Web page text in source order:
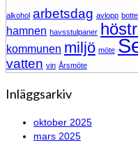
alkohol arbetsdag avlopp
hamnen havsstulpaner
kommunen miljö möte
vatten vin Årsmöte
Inläggsarkiv
oktober 2025
mars 2025